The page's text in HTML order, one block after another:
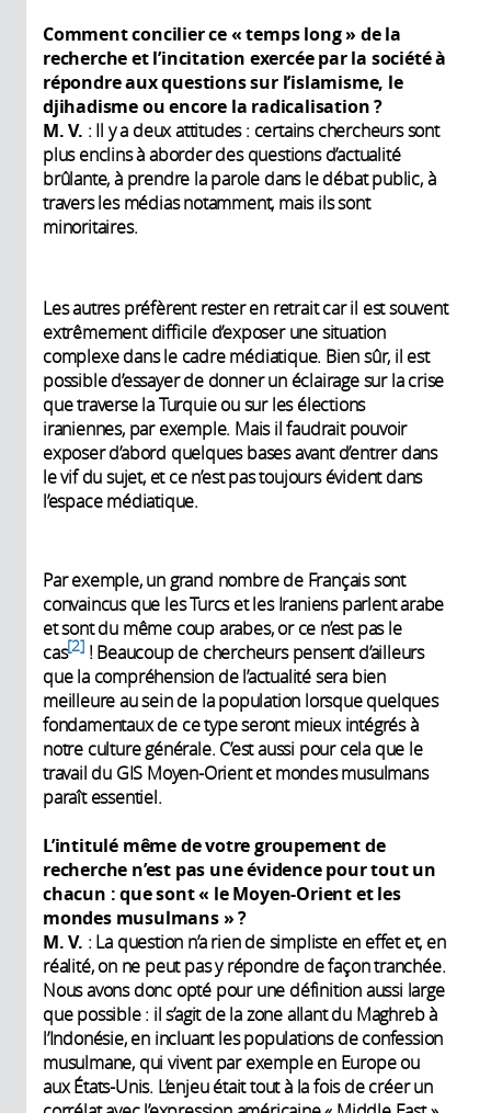
Comment concilier ce « temps long » de la
recherche et l’incitation exercée par la société à
répondre aux questions sur l’islamisme, le
djihadisme ou encore la radicalisation?
M. V. : Il y a deux attitudes : certains chercheurs sont
plus enclins à aborder des questions d’actualité
brûlante, à prendre la parole dans le débat public, à
travers les médias notamment, mais ils sont
minoritaires.
Les autres préfèrent rester en retrait car il est souvent
extrêmement difficile d’exposer une situation
complexe dans le cadre médiatique. Bien sûr, il est
possible d’essayer de donner un éclairage sur la crise
que traverse la Turquie ou sur les élections
iraniennes, par exemple. Mais il faudrait pouvoir
exposer d’abord quelques bases avant d’entrer dans
le vif du sujet, et ce n’est pas toujours évident dans
l’espace médiatique.
Par exemple, un grand nombre de Français sont
convaincus que les Turcs et les Iraniens parlent arabe
et sont du même coup arabes, or ce n’est pas le
cas 2 ! Beaucoup de chercheurs pensent d’ailleurs
que la compréhension de l’actualité sera bien
meilleure au sein de la population lorsque quelques
fondamentaux de ce type seront mieux intégrés à
notre culture générale. C’est aussi pour cela que le
travail du GIS Moyen-Orient et mondes musulmans
paraît essentiel.
L’intitulé même de votre groupement de
recherche n’est pas une évidence pour tout un
chacun : que sont « le Moyen-Orient et les
mondes musulmans»?
M. V. : La question n’a rien de simpliste en effet et, en
réalité, on ne peut pas y répondre de façon tranchée.
Nous avons donc opté pour une définition aussi large
que possible : il s’agit de la zone allant du Maghreb à
l’Indonésie, en incluant les populations de confession
musulmane, qui vivent par exemple en Europe ou
aux États-Unis. L’enjeu était tout à la fois de créer un